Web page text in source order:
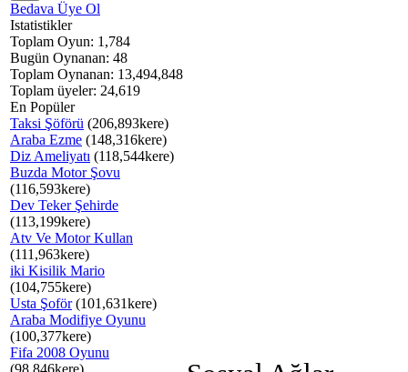
Bedava Üye Ol
Istatistikler
Toplam Oyun: 1,784
Bugün Oynanan: 48
Toplam Oynanan: 13,494,848
Toplam üyeler: 24,619
En Popüler
Taksi Şöförü (206,893kere)
Araba Ezme (148,316kere)
Diz Ameliyatı (118,544kere)
Buzda Motor Şovu
(116,593kere)
Dev Teker Şehirde
(113,199kere)
Atv Ve Motor Kullan
(111,963kere)
iki Kisilik Mario
(104,755kere)
Usta Şoför(101,631kere)
Araba Modifiye Oyunu
(100,377kere)
Fifa 2008 Oyunu
(98,846kere)